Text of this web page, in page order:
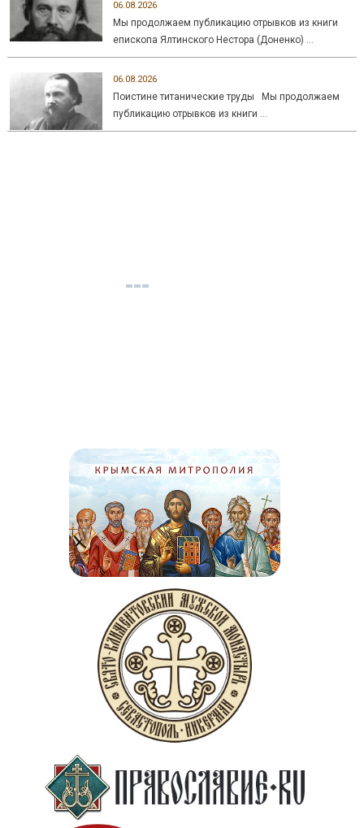
06.08.2026
Мы продолжаем публикацию отрывков из книги
епископа Ялтинского Нестора (Доненко) …
06.08.2026
Поистине титанические труды Мы продолжаем
публикацию отрывков из книги …